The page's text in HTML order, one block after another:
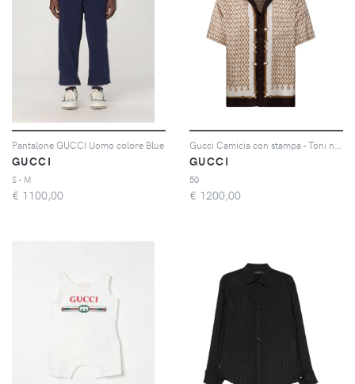
Pantalone GUCCI Uomo colore Blue
GUCCI
S - M
€ 1100,00
GUCCI
50
€ 1200,00